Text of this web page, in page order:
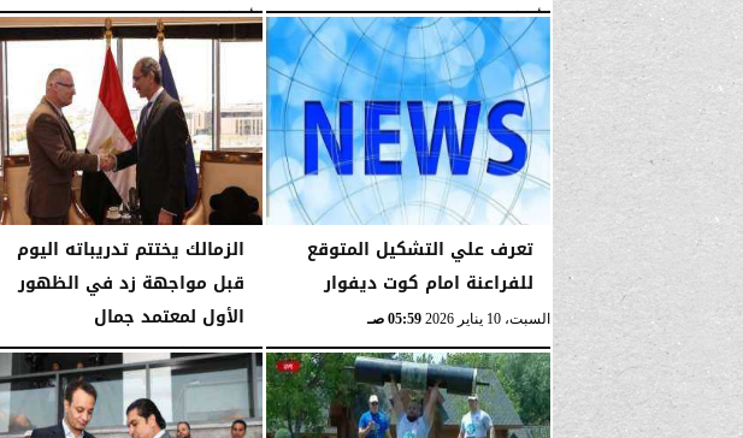
الأربعاء، 14 يناير 2026 04:02 صـ الأربعاء، 14 يناير 2026 03:56 صـ
تعرف علي التشكيل المتوقع
للفراعنة امام كوت ديفوار
السبت، 10 يناير 2026 05:59 صـ
الزمالك يختتم تدريباته اليوم
قبل مواجهة زد في الظهور
الأول لمعتمد جمال
السبت، 10 يناير 2026 05:58 صـ